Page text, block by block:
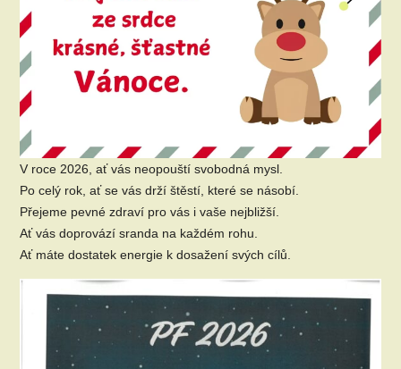
V roce 2026, ať vás neopouští svobodná mysl.
Po celý rok, ať se vás drží štěstí, které se násobí.
Přejeme pevné zdraví pro vás i vaše nejbližší.
Ať vás doprovází sranda na každém rohu.
Ať máte dostatek energie k dosažení svých cílů.